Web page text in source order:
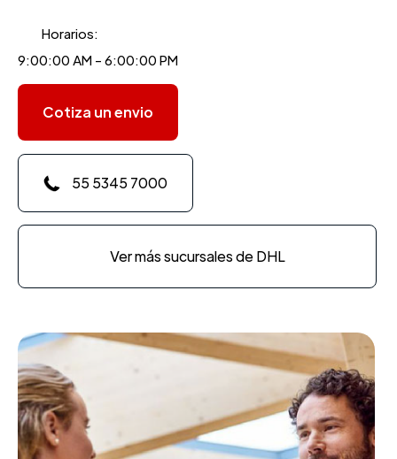
Horarios:
9:00:00 AM - 6:00:00 PM
Cotiza un envio
55 5345 7000
Ver más sucursales de DHL